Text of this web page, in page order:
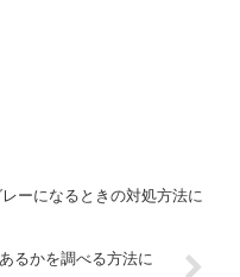
ーになるときの対処方法に
るかを調べる方法に